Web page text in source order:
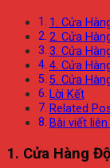
1. Cửa
2. Cửa
3. Cửa
4. Cửa
5. Cửa
Lời Kết
Related
Bài viết
1. Cửa Hàng